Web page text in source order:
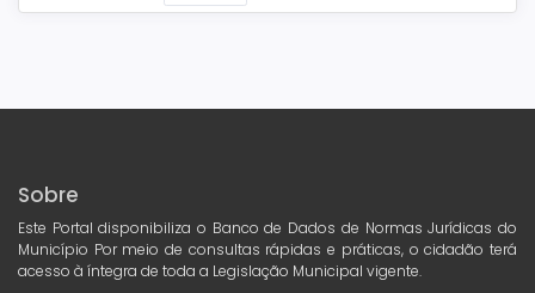
Sobre
Este Portal disponibiliza o Banco de Dados de Normas Jurídicas do
Município Por meio de consultas rápidas e práticas, o cidadão terá
acesso à íntegra de toda a Legislação Municipal vigente.